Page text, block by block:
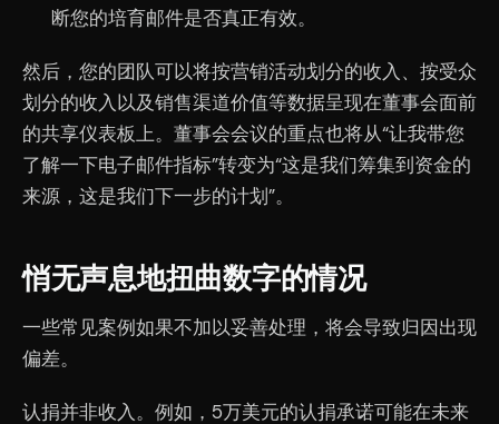
断您的培育邮件是否真正有效。
然后，您的团队可以将按营销活动划分的收入、按受众
划分的收入以及销售渠道价值等数据呈现在董事会面前
的共享仪表板上。董事会会议的重点也将从“让我带您
了解一下电子邮件指标”转变为“这是我们筹集到资金的
来源，这是我们下一步的计划”。
悄无声息地扭曲数字的情况
一些常见案例如果不加以妥善处理，将会导致归因出现
偏差。
认捐并非收入。例如，5万美元的认捐承诺可能在未来